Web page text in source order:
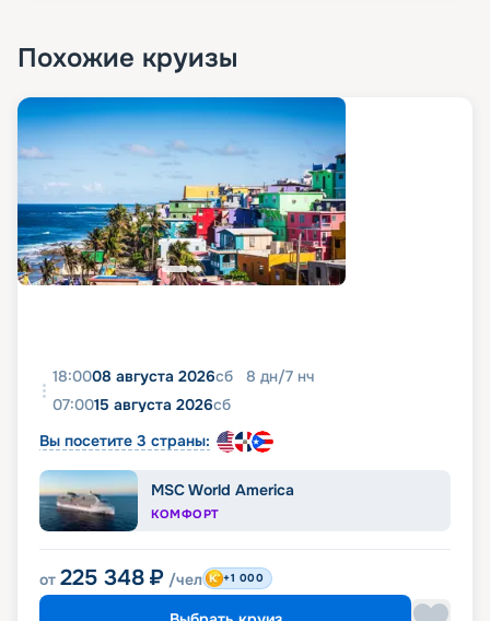
Похожие круизы
18:0008 августа 2026сб 8 дн/7 нч
07:0015 августа 2026сб
Вы посетите 3 страны:
MSC World America
КОМФОРТ
от 225 348 ₽ /чел +1 000